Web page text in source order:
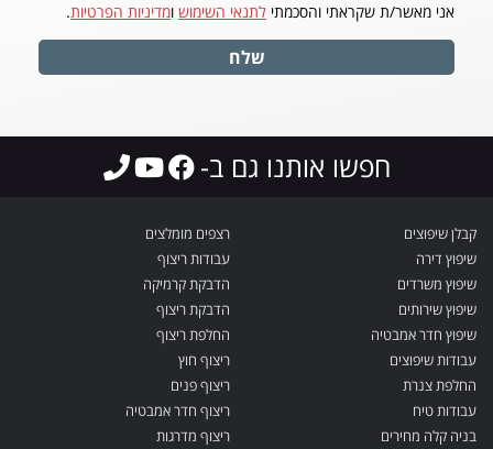
אני מאשר/ת שקראתי והסכמתי לתנאי השימוש ומדיניות הפרטיות.
שלח
חפשו אותנו גם ב-
קבלן שיפוצים
שיפוץ דירה
שיפוץ משרדים
שיפוץ שירותים
שיפוץ חדר אמבטיה
עבודות שיפוצים
החלפת צנרת
עבודות טיח
בניה קלה מחירים
רצפים מומלצים
עבודות ריצוף
הדבקת קרמיקה
הדבקת ריצוף
החלפת ריצוף
ריצוף חוץ
ריצוף פנים
ריצוף חדר אמבטיה
ריצוף מדרגות